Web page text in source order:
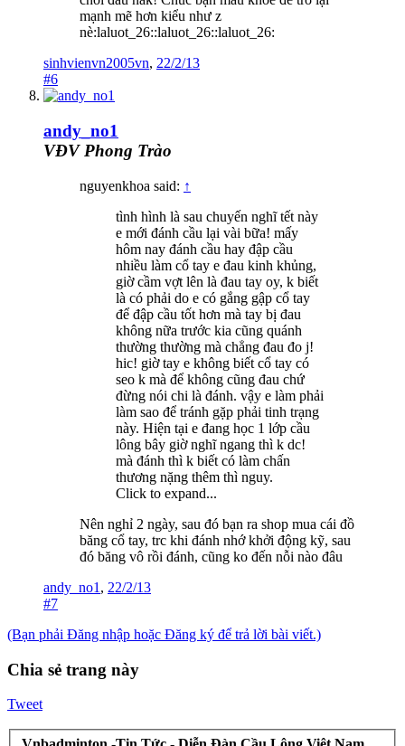
mạnh mẽ hơn kiểu như z
nè:laluot_26::laluot_26::laluot_26:
sinhvienvn2005vn, 22/2/13
#6
andy_no1
VĐV Phong Trào
nguyenkhoa said: ↑
tình hình là sau chuyến nghĩ tết này
e mới đánh cầu lại vài bữa! mấy
hôm nay đánh cầu hay đập cầu
nhiều làm cổ tay e đau kinh khủng,
giờ cầm vợt lên là đau tay oy, k biết
là có phải do e có gắng gập cổ tay
để đập cầu tốt hơn mà tay bị đau
không nữa trước kia cũng quánh
thường thường mà chẳng đau đo j!
hic! giờ tay e không biết cổ tay có
seo k mà để không cũng đau chứ
đừng nói chi là đánh. vậy e làm phải
làm sao để tránh gặp phải tinh trạng
này. Hiện tại e đang học 1 lớp cầu
lông bây giờ nghĩ ngang thì k dc!
mà đánh thì k biết có làm chấn
thương nặng thêm thì nguy.
Click to expand...
Nên nghỉ 2 ngày, sau đó bạn ra shop mua cái đồ
băng cổ tay, trc khi đánh nhớ khởi động kỹ, sau
đó băng vô rồi đánh, cũng ko đến nỗi nào đâu
andy_no1 , 22/2/13
#7
(Bạn phải Đăng nhập hoặc Đăng ký để trả lời bài viết.)
Chia sẻ trang này
Tweet